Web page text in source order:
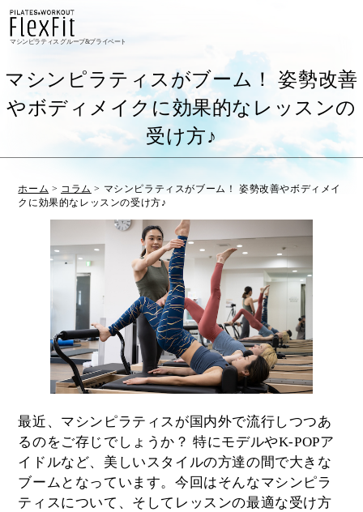
マシンピラティス グループ&プライベート
マシンピラティスがブーム！ 姿勢改善
やボディメイクに効果的なレッスンの
受け方♪
ホーム > コラム > マシンピラティスがブーム！ 姿勢改善やボディメイ
クに効果的なレッスンの受け方♪
最近、マシンピラティスが国内外で流行しつつあ
るのをご存じでしょうか？ 特にモデルやK-POPア
イドルなど、美しいスタイルの方達の間で大きな
ブームとなっています。今回はそんなマシンピラ
ティスについて、そしてレッスンの最適な受け方